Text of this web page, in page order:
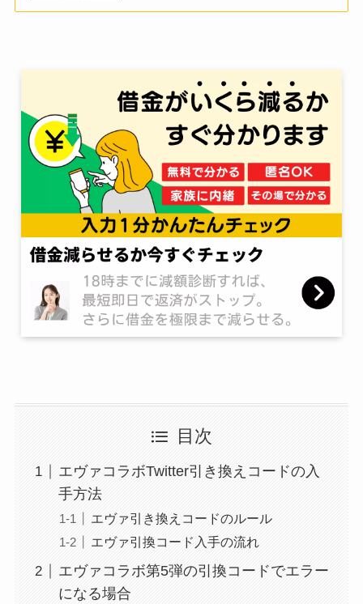
目次
エヴァコラボTwitter引き換えコードの入
手方法
エヴァ引き換えコードのルール
エヴァ引換コード入手の流れ
エヴァコラボ第5弾の引換コードでエラー
になる場合